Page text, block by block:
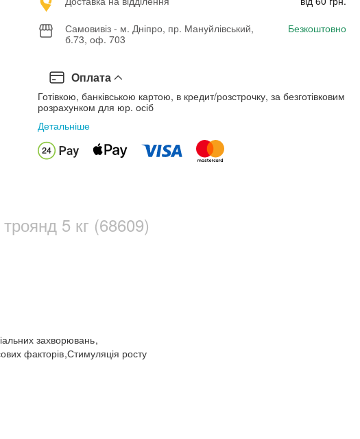
Самовивіз - м. Дніпро, пр. Мануйлівський,
б.73, оф. 703
Безкоштовно
Оплата
Готівкою, банківською картою, в кредит/розстрочку, за безготівковим
розрахунком для юр. осіб
Детальніше
5 кг (68609)
захворювань,
факторів,Стимуляція росту